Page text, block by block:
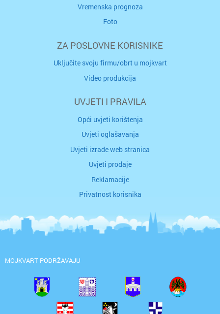
Vremenska prognoza
Foto
ZA POSLOVNE KORISNIKE
Uključite svoju firmu/obrt u mojkvart
Video produkcija
UVJETI I PRAVILA
Opći uvjeti korištenja
Uvjeti oglašavanja
Uvjeti izrade web stranica
Uvjeti prodaje
Reklamacije
Privatnost korisnika
MOJKVART PODRŽAVAJU